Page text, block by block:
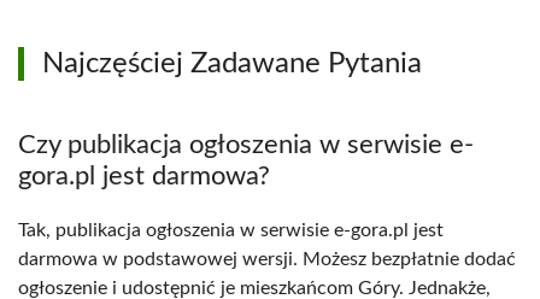
Najczęściej Zadawane Pytania
Czy publikacja ogłoszenia w serwisie e-
gora.pl jest darmowa?
Tak, publikacja ogłoszenia w serwisie e-gora.pl jest
darmowa w podstawowej wersji. Możesz bezpłatnie dodać
ogłoszenie i udostępnić je mieszkańcom Góry. Jednakże,